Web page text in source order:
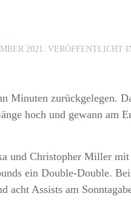
2021. VERÖFFENTLICHT
Minuten zurückgelegen.
hoch und gewann am
und Christopher Miller
ein Double-Double.
acht Assists am